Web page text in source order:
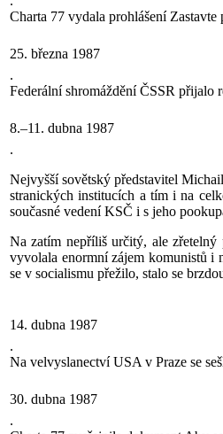
Charta 77 vydala prohlášení
25. března 1987
.
Federální shromáždění ČSSR přijalo
8.–11. dubna 1987
.
Nejvyšší sovětský představitel
stranických institucích a tím i na
současné vedení KSČ i s jeho
Na zatím nepříliš určitý, ale zřetelný
vyvolala enormní zájem komunistů i
se v socialismu přežilo, stalo se
14. dubna 1987
.
Na velvyslanectví USA v Praze se
30. dubna 1987
.